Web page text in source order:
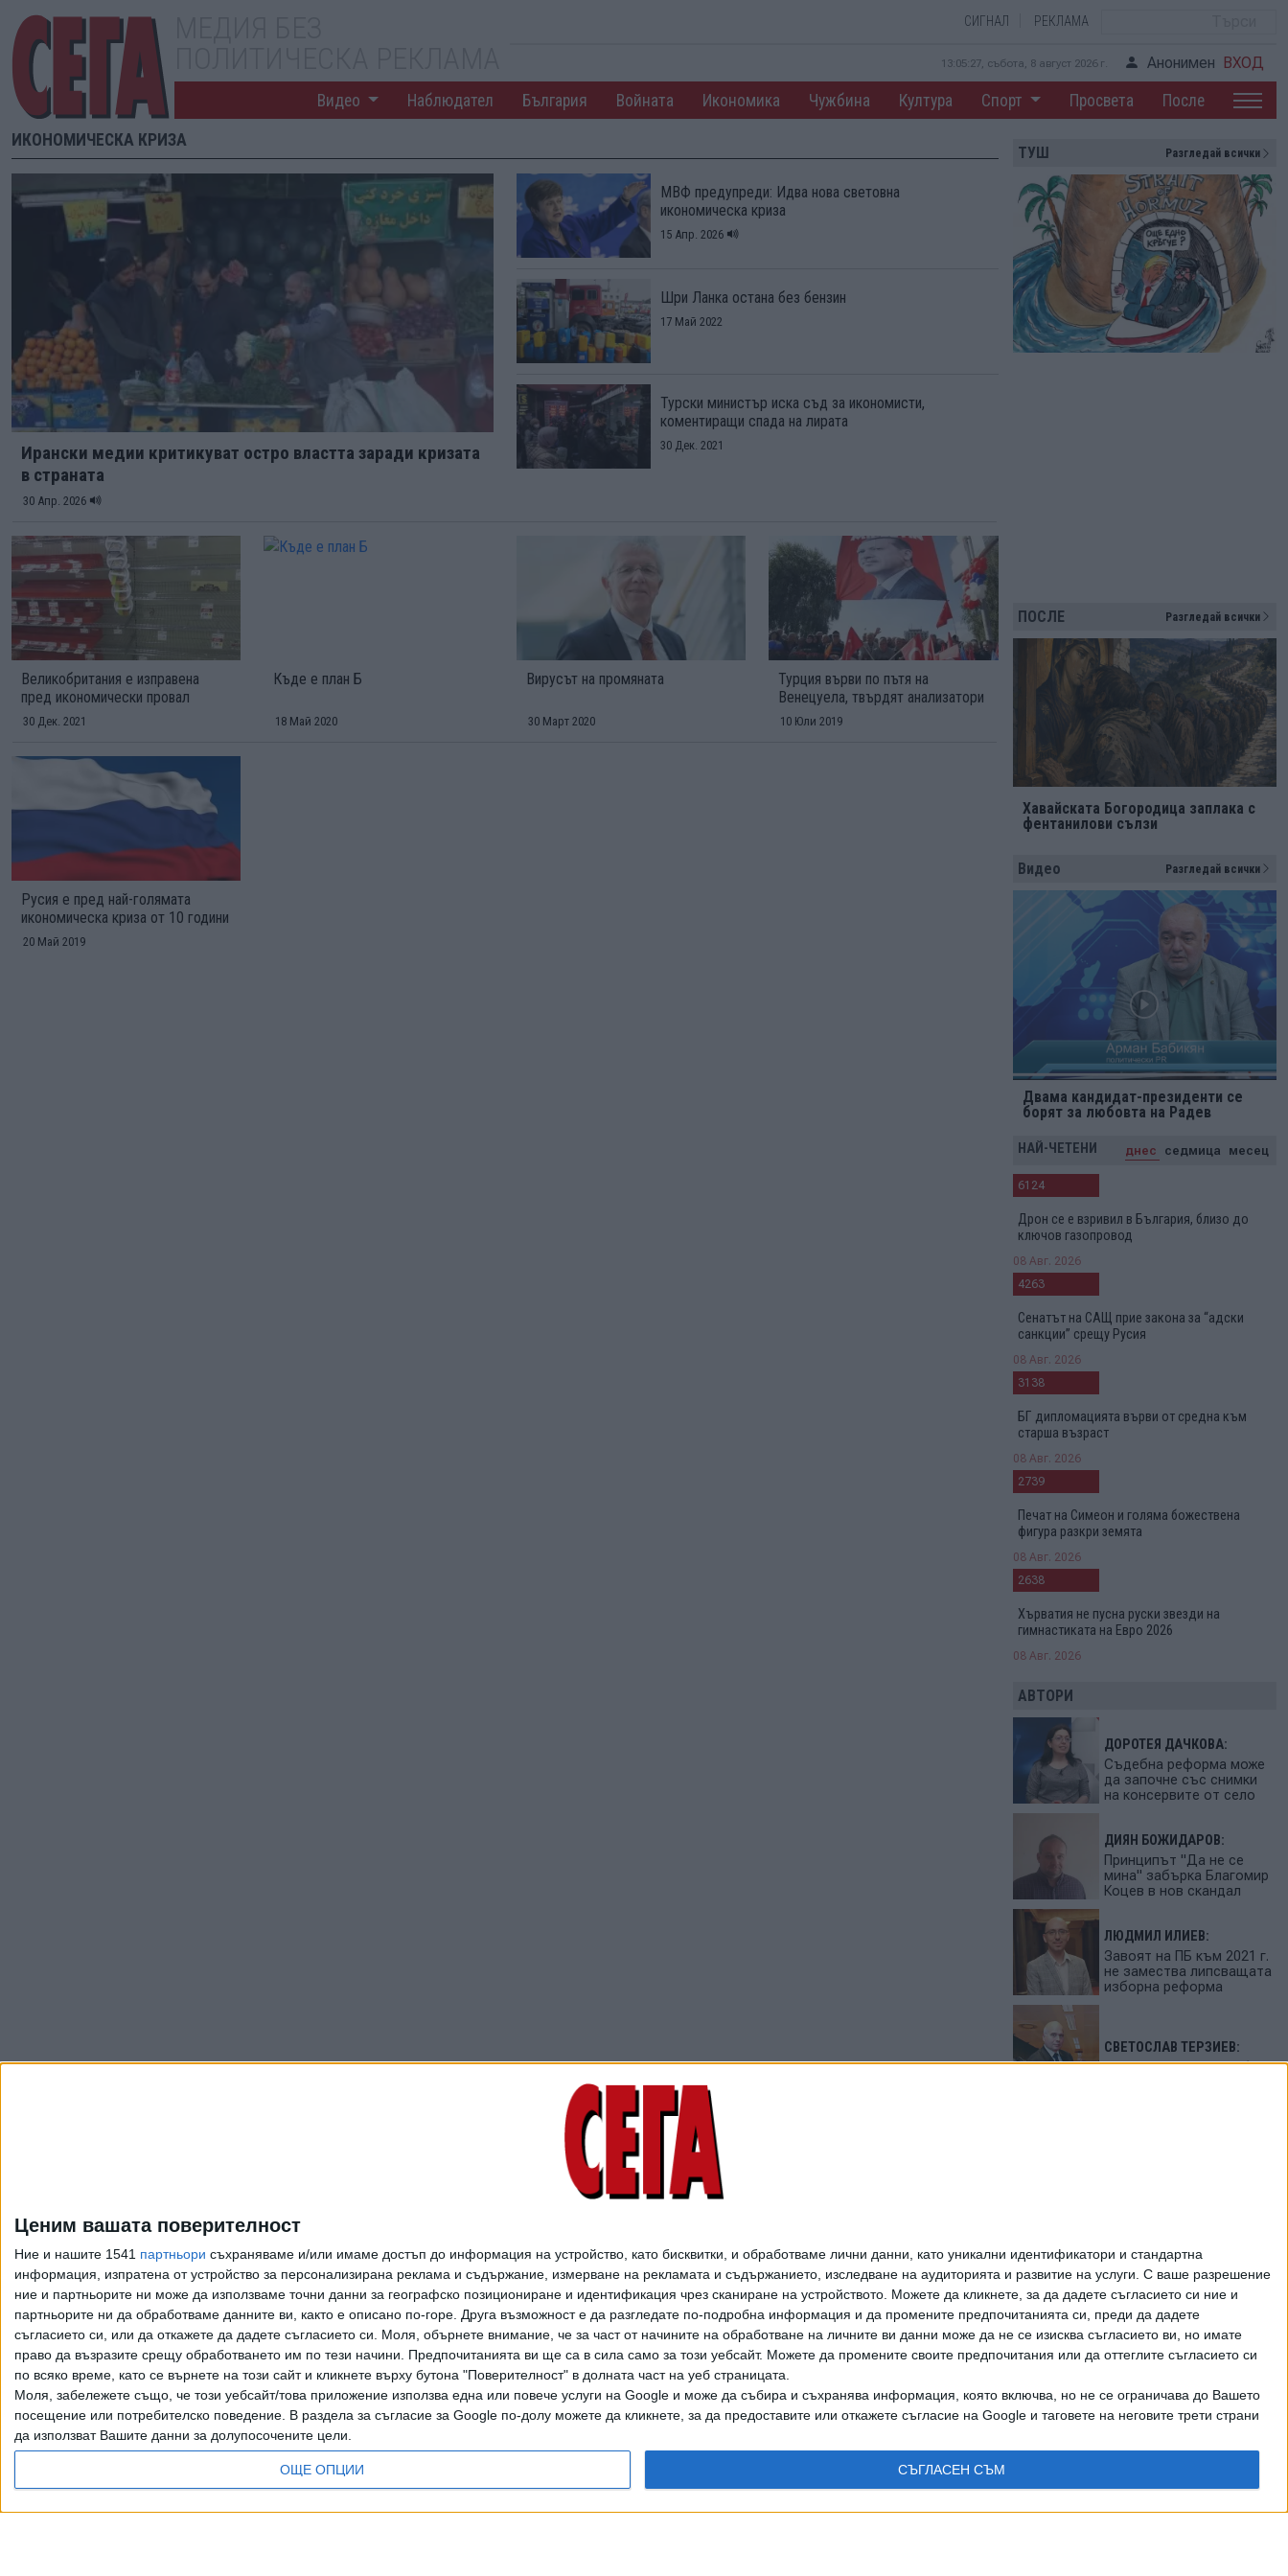
Ценим вашата поверителност
Ние и нашите 1541 партньори съхраняваме и/или имаме достъп до информация на устройство, като бисквитки, и обработваме лични данни, като уникални идентификатори и стандартна
информация, изпратена от устройство за персонализирана реклама и съдържание, измерване на рекламата и съдържанието, изследване на аудиторията и развитие на услуги. С ваше разрешение
ние и партньорите ни може да използваме точни данни за географско позициониране и идентификация чрез сканиране на устройството. Можете да кликнете, за да дадете съгласието си ние и
партньорите ни да обработваме данните ви, както е описано по-горе. Друга възможност е да разгледате по-подробна информация и да промените предпочитанията си, преди да дадете
съгласието си, или да откажете да дадете съгласието си.
Моля, обърнете внимание, че за част от начините на обработване на личните ви данни може да не се изисква съгласието ви, но имате
право да възразите срещу обработването им по тези начини. Предпочитанията ви ще са в сила само за този уебсайт. Можете да промените своите предпочитания или да оттеглите съгласието си
по всяко време, като се върнете на този сайт и кликнете върху бутона "Поверителност" в долната част на уеб страницата.
Моля, забележете също, че този уебсайт/това приложение използва една или повече услуги на Google и може да събира и съхранява информация, която включва, но не се ограничава до Вашето
посещение или потребителско поведение. В раздела за съгласие за Google по-долу можете да кликнете, за да предоставите или откажете съгласие на Google и таговете на неговите трети страни
да използват Вашите данни за долупосочените цели.
ОЩЕ ОПЦИИ СЪГЛАСЕН СЪМ
СИГНАЛ РЕКЛАМА
13:05:28, събота, 8 август 2026 г. Анонимен ВХОД
Видео Наблюдател България Войната Икономика Чужбина Култура Спорт Просвета После
ИКОНОМИЧЕСКА КРИЗА
Ирански медии критикуват остро властта заради кризата
в страната
30 Апр. 2026
МВФ предупреди: Идва нова световна
икономическа криза
15 Апр. 2026
Шри Ланка остана без бензин
17 Май 2022
Турски министър иска съд за икономисти,
коментиращи спада на лирата
30 Дек. 2021
Великобритания е изправена
пред икономически провал
30 Дек. 2021
Къде е план Б
18 Май 2020
Вирусът на промяната
30 Март 2020
Турция върви по пътя на
Венецуела, твърдят анализатори
10 Юли 2019
Русия е пред най-голямата
икономическа криза от 10 години
20 Май 2019
ТУШ Разгледай всички
ПОСЛЕ Разгледай всички
Хавайската Богородица заплака с
фентанилови сълзи
Видео Разгледай всички
Двама кандидат-президенти се
борят за любовта на Радев
НАЙ-ЧЕТЕНИ днес седмица месец
6124
Дрон се е взривил в България, близо до
ключов газопровод
08 Авг. 2026
4263
Сенатът на САЩ прие закона за “адски
санкции” срещу Русия
08 Авг. 2026
3138
БГ дипломацията върви от средна към
старша възраст
08 Авг. 2026
2739
Печат на Симеон и голяма божествена
фигура разкри земята
08 Авг. 2026
2638
Хърватия не пусна руски звезди на
гимнастиката на Евро 2026
08 Авг. 2026
АВТОРИ
ДОРОТЕЯ ДАЧКОВА:
Съдебна реформа може
да започне със снимки
на консервите от село
ДИЯН БОЖИДАРОВ:
Принципът "Да не се
мина" забърка Благомир
Коцев в нов скандал
ЛЮДМИЛ ИЛИЕВ:
Завоят на ПБ към 2021 г.
не замества липсващата
изборна реформа
СВЕТОСЛАВ ТЕРЗИЕВ:
България сама си избра
Всички права запазени. Възпроизвеждането на цели или части от текста или изображенията става след изрично писмено разрешение на СЕГА АД
АРХИВ НА В. СЕГА ЗА НАС РЕКЛАМА УСЛОВИЯ ЗА ПОЛЗВАНЕ КОНТАКТИ